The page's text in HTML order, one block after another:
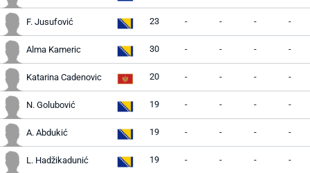
F. Jusufović 23 - - - -
Alma Kameric 30 - - - -
Katarina Cadenovic 20 - - - -
N. Golubović 19 - - - -
A. Abdukić 19 - - - -
L. Hadžikadunić 19 - - - -